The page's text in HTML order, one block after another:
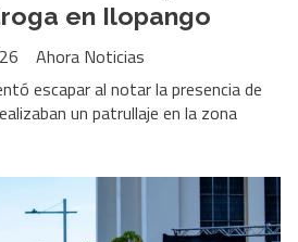
en Ilopango
Ahora Noticias
escapar al notar la presencia de
un patrullaje en la zona